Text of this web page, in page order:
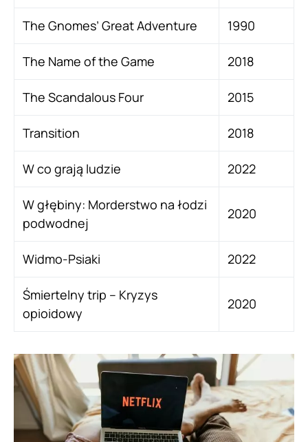
The Gnomes’ Great Adventure 1990
The Name of the Game 2018
The Scandalous Four 2015
Transition 2018
W co grają ludzie 2022
W głębiny: Morderstwo na łodzi
podwodnej
2020
Widmo-Psiaki 2022
Śmiertelny trip – Kryzys
opioidowy
2020